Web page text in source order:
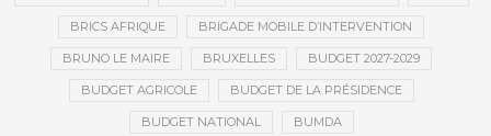
BRICS AFRIQUE BRIGADE MOBILE D’INTERVENTION
BRUNO LE MAIRE BRUXELLES BUDGET 2027-2029
BUDGET AGRICOLE BUDGET DE LA PRÉSIDENCE
BUDGET NATIONAL BUMDA